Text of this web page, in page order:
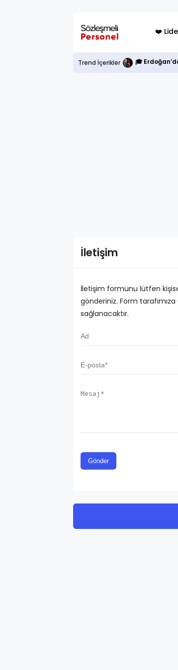
❤️
Trend İçerikler 🎓
İletişim
İletişim formunu lütfen
gönderiniz. Form
sağlanacaktır.